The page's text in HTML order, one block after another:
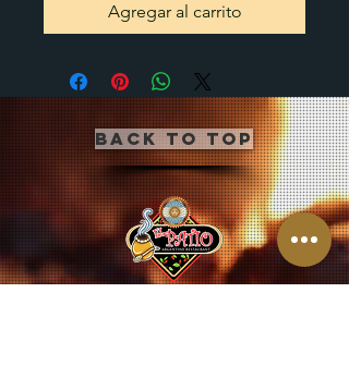
Agregar al carrito
Back to Top